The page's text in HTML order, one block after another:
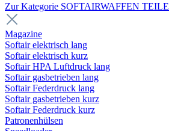
Zur Kategorie SOFTAIRWAFFEN TEILE
Magazine
Softair elektrisch lang
Softair elektrisch kurz
Softair HPA Luftdruck lang
Softair gasbetrieben lang
Softair Federdruck lang
Softair gasbetrieben kurz
Softair Federdruck kurz
Patronenhülsen